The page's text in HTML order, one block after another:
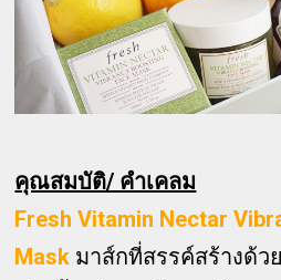
คุณสมบัติ/ คำเคลม
Fresh Vitamin Nectar
Mask มาส์กที่สรรค์สร้างด้ว